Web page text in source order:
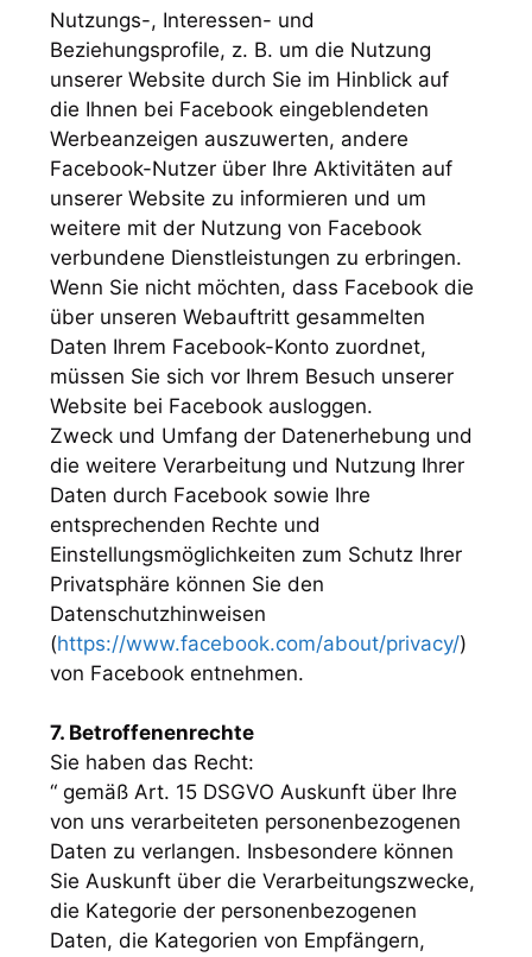
Nutzungs-, Interessen- und
Beziehungsprofile, z. B. um die Nutzung
unserer Website durch Sie im Hinblick auf
die Ihnen bei Facebook eingeblendeten
Werbeanzeigen auszuwerten, andere
Facebook-Nutzer über Ihre Aktivitäten auf
unserer Website zu informieren und um
weitere mit der Nutzung von Facebook
verbundene Dienstleistungen zu erbringen.
Wenn Sie nicht möchten, dass Facebook die
über unseren Webauftritt gesammelten
Daten Ihrem Facebook-Konto zuordnet,
müssen Sie sich vor Ihrem Besuch unserer
Website bei Facebook ausloggen.
Zweck und Umfang der Datenerhebung und
die weitere Verarbeitung und Nutzung Ihrer
Daten durch Facebook sowie Ihre
entsprechenden Rechte und
Einstellungsmöglichkeiten zum Schutz Ihrer
Privatsphäre können Sie den
Datenschutzhinweisen
(https://www.facebook.com/about/privacy/)
von Facebook entnehmen.
7. Betroffenenrechte
Sie haben das Recht:
“ gemäß Art. 15 DSGVO Auskunft über Ihre
von uns verarbeiteten personenbezogenen
Daten zu verlangen. Insbesondere können
Sie Auskunft über die Verarbeitungszwecke,
die Kategorie der personenbezogenen
Daten, die Kategorien von Empfängern,